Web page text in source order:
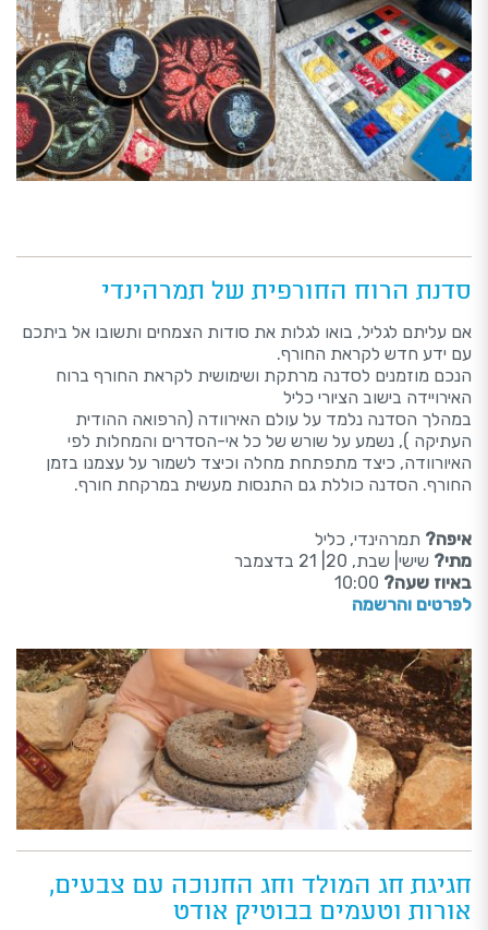
סדנת הרוח החורפית של תמרהינדי
אם עליתם לגליל, בואו לגלות את סודות הצמחים ותשובו אל ביתכם
עם ידע חדש לקראת החורף.
הנכם מוזמנים לסדנה מרתקת ושימושית לקראת החורף ברוח
האירויידה בישוב הציורי כליל
במהלך הסדנה נלמד על עולם האירוודה (הרפואה ההודית
העתיקה ), נשמע על שורש של כל אי-הסדרים והמחלות לפי
האיורוודה, כיצד מתפתחת מחלה וכיצד לשמור על עצמנו בזמן
החורף. הסדנה כוללת גם התנסות מעשית במרקחת חורף.
איפה? תמרהינדי, כליל
מתי? שישי| שבת, 20| 21 בדצמבר
באיוז שעה? 10:00
לפרטים והרשמה
חגיגת חג המולד וחג החנוכה עם צבעים,
אורות וטעמים בבוטיק אודט